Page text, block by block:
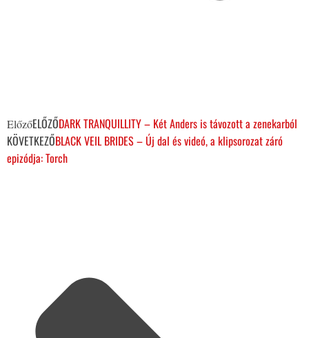
ElőzőELŐZŐDARK TRANQUILLITY – Két Anders is távozott a zenekarból
KÖVETKEZŐBLACK VEIL BRIDES – Új dal és videó, a klipsorozat záró
epizódja: Torch